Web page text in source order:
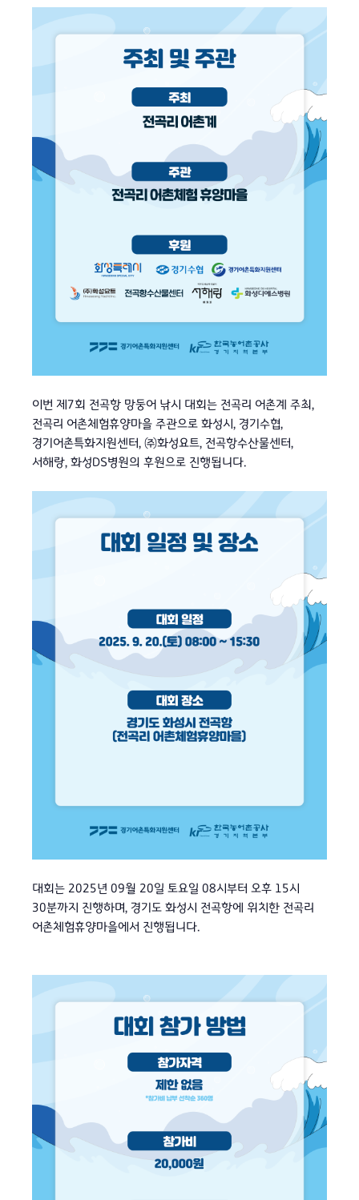
이번 제7회 전곡항 망둥어 낚시 대회는 전곡리 어촌계 주최,
전곡리 어촌체험휴양마을 주관으로 화성시, 경기수협,
경기어촌특화지원센터, ㈜화성요트, 전곡항수산물센터,
서해랑, 화성DS병원의 후원으로 진행됩니다.
대회는 2025년 09월 20일 토요일 08시부터 오후 15시
30분까지 진행하며, 경기도 화성시 전곡항에 위치한 전곡리
어촌체험휴양마을에서 진행됩니다.